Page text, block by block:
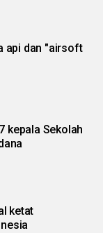
api dan "airsoft
kepala Sekolah
ketat